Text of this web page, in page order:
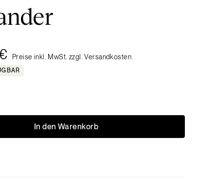
Preise inkl. MwSt. zzgl. Versandkosten
In den Warenkorb